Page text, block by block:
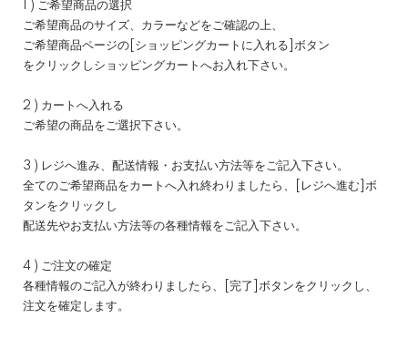
1 ) ご希望商品の選択
ご希望商品のサイズ、カラーなどをご確認の上、
ご希望商品ページの[ショッピングカートに入れる]ボタン
をクリックしショッピングカートへお入れ下さい。
2 ) カートへ入れる
ご希望の商品をご選択下さい。
3 ) レジへ進み、配送情報・お支払い方法等をご記入下さい。
全てのご希望商品をカートへ入れ終わりましたら、[レジへ進む]ボ
タンをクリックし
配送先やお支払い方法等の各種情報をご記入下さい。
4 ) ご注文の確定
各種情報のご記入が終わりましたら、[完了]ボタンをクリックし、
注文を確定します。